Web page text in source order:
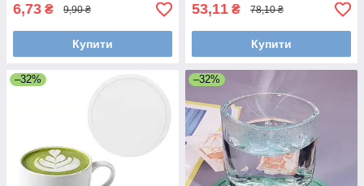
6,73 ₴ 9,90 ₴
Купити
53,11 ₴ 78,10 ₴
Купити
–32% –32%